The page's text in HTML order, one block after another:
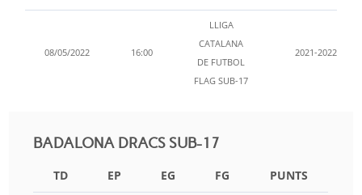
08/05/2022 16:00
LLIGA
CATALANA
DE FUTBOL
FLAG SUB-17
2021-2022
BADALONA DRACS SUB-17
TD EP EG FG
PUNTS